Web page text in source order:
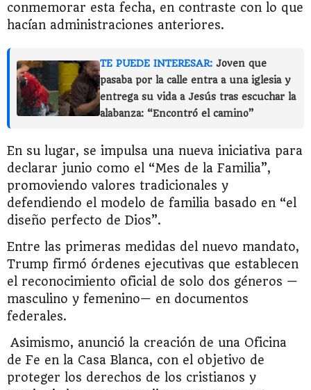
conmemorar esta fecha, en contraste con lo que
hacían administraciones anteriores.
TE PUEDE INTERESAR: Joven que
pasaba por la calle entra a una iglesia y
entrega su vida a Jesús tras escuchar la
alabanza: “Encontró el camino”
En su lugar, se impulsa una nueva iniciativa para
declarar junio como el “Mes de la Familia”,
promoviendo valores tradicionales y
defendiendo el modelo de familia basado en “el
diseño perfecto de Dios”.
Entre las primeras medidas del nuevo mandato,
Trump firmó órdenes ejecutivas que establecen
el reconocimiento oficial de solo dos géneros —
masculino y femenino— en documentos
federales.
Asimismo, anunció la creación de una Oficina
de Fe en la Casa Blanca, con el objetivo de
proteger los derechos de los cristianos y